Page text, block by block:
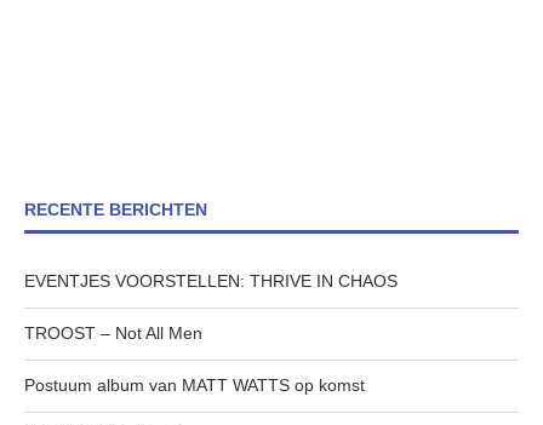
RECENTE BERICHTEN
EVENTJES VOORSTELLEN: THRIVE IN CHAOS
TROOST – Not All Men
Postuum album van MATT WATTS op komst